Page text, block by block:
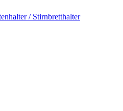
/ Stirnbretthalter